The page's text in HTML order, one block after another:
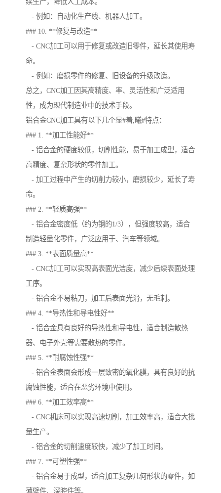
续生产，降低人工成本。
- 例如：自动化生产线、机器人加工。
### 10. **修复与改造**
- CNC加工可以用于修复或改造旧零件，延长其使用寿
命。
- 例如：磨损零件的修复、旧设备的升级改造。
总之，CNC加工因其高精度、率、灵活性和广泛适用
性，成为现代制造业中的技术手段。
铝合金CNC加工具有以下几个显#着,曦#特点：
### 1. **加工性能好**
- 铝合金的硬度较低，切削性能，易于加工成型，适合
高精度、复杂形状的零件加工。
- 加工过程中产生的切削力较小，磨损较少，延长了寿
命。
### 2. **轻质高强**
- 铝合金密度低（约为钢的1/3），但强度较高，适合
制造轻量化零件，广泛应用于、汽车等领域。
### 3. **表面质量高**
- CNC加工可以实现高表面光洁度，减少后续表面处理
工序。
- 铝合金不易粘刀，加工后表面光滑，无毛刺。
### 4. **导热性和导电性好**
- 铝合金具有良好的导热性和导电性，适合制造散热
器、电子外壳等需要散热的零件。
### 5. **耐腐蚀性强**
- 铝合金表面会形成一层致密的氧化膜，具有良好的抗
腐蚀性能，适合在恶劣环境中使用。
### 6. **加工效率高**
- CNC机床可以实现高速切削，加工效率高，适合大批
量生产。
- 铝合金的切削速度较快，减少了加工时间。
### 7. **可塑性强**
- 铝合金易于成型，适合加工复杂几何形状的零件，如
薄壁件、深腔件等。